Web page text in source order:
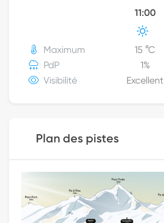
11:00
Maximum 15 °C
PdP
1%
Visibilité
Excellent
Plan des pistes